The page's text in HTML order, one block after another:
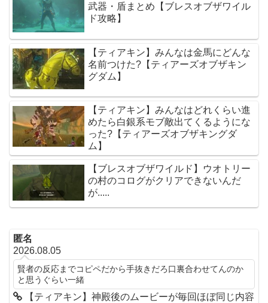
武器・盾まとめ【ブレスオブザワイル
ド攻略】
【ティアキン】みんなは金馬にどんな
名前つけた?【ティアーズオブザキン
グダム】
【ティアキン】みんなはどれくらい進
めたら白銀系モブ敵出てくるようにな
った?【ティアーズオブザキングダ
ム】
【ブレスオブザワイルド】ウオトリー
の村のコログがクリアできないんだ
が.....
匿名
2026.08.05
賢者の反応までコピペだから手抜きだろ口裏合わせてんのか
と思うぐらい一緒
【ティアキン】神殿後のムービーが毎回ほぼ同じ内容